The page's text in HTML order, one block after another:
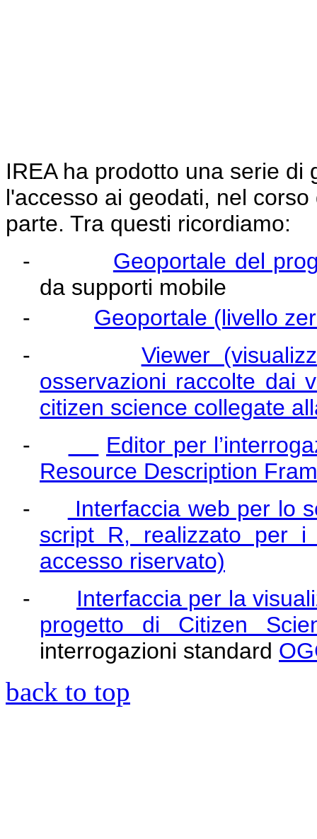
IREA ha prodotto una serie
l'accesso ai geodati, nel
parte. Tra questi ricordiamo:
-
Geoportale del
da supporti mobile
-
Geoportale (livello
-
Viewer
osservazioni raccolte dai
citizen science collegate
-
Editor per
Resource Description
-
Interfaccia web per lo
script R, realizzato per i
accesso riservato)
- Interfaccia per la
progetto di Citizen
interrogazioni standard
back to top